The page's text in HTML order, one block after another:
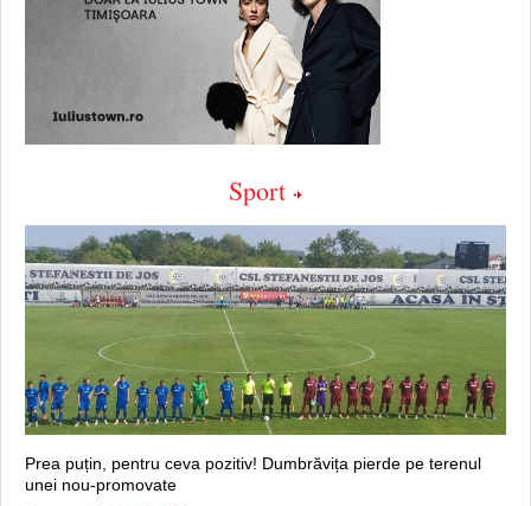
Sport
Prea puțin, pentru ceva pozitiv! Dumbrăvița pierde pe terenul
unei nou-promovate